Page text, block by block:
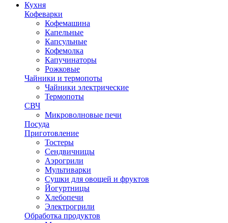
Кухня
Кофеварки
Кофемашина
Капельные
Капсульные
Кофемолка
Капучинаторы
Рожковые
Чайники и термопоты
Чайники электрические
Термопоты
СВЧ
Микроволновые печи
Посуда
Приготовление
Тостеры
Сендвичницы
Аэрогрили
Мультиварки
Сушки для овощей и фруктов
Йогуртницы
Хлебопечи
Электрогрили
Обработка продуктов